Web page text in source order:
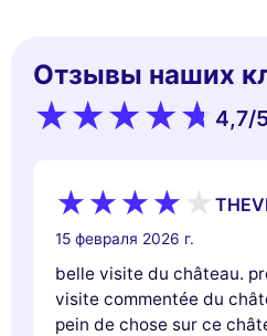
Отзывы наших
4,7/5
15 февраля 2026 г.
belle visite du château.
visite commentée du
pein de chose sur ce